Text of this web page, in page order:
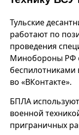
Тульские
работают по
проведения
Минобороны РФ
беспилотниками
во «ВКонтакте».
БПЛА
военной
приграничных